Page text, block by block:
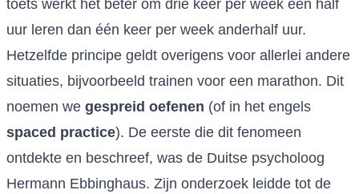
toets werkt het beter om drie keer per week een half
uur leren dan één keer per week anderhalf uur.
Hetzelfde principe geldt overigens voor allerlei andere
situaties, bijvoorbeeld trainen voor een marathon. Dit
noemen we gespreid oefenen (of in het engels
spaced practice). De eerste die dit fenomeen
ontdekte en beschreef, was de Duitse psycholoog
Hermann Ebbinghaus. Zijn onderzoek leidde tot de